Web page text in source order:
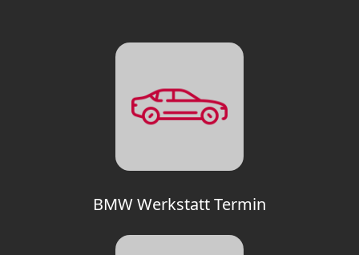
BMW Werkstatt Termin